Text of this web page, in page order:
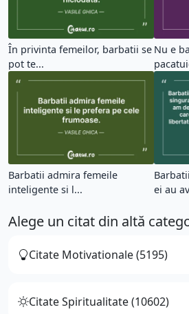
În privinta femeilor, barbatii se
pot te...
Nu e
Barbatii admira femeile
inteligente si l...
ei au
Alege un citat din altă
Citate Motivationale (5195)
Citate Spiritualitate (10602)